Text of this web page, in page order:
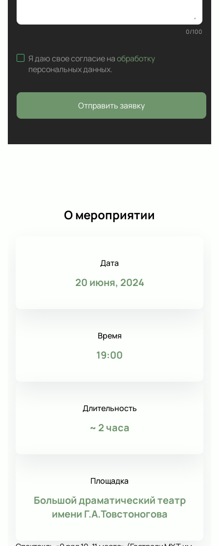
0/100
Я даю свое согласие наобработку
персональных данных.
Отправить заявку
О мероприятии
Дата
20 июня, 2024
Время
19:00
Длительность
~ 2 часа
Площадка
Большой драматический театр
имени Г.А.Товстоногова